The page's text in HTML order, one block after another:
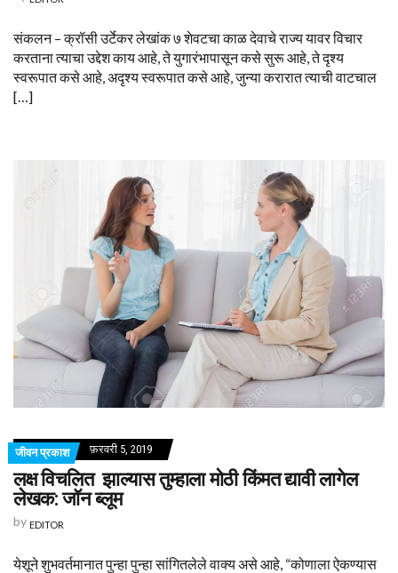
संकलन – क्रॉसी उर्टेकर लेखांक ७ शेवटचा काळ देवाचे राज्य यावर विचार
करताना त्याचा उद्देश काय आहे, ते युगारंभापासून कसे सुरू आहे, ते दृश्य
स्वरूपात कसे आहे, अदृश्य स्वरूपात कसे आहे, जुन्या करारात त्याची वाटचाल
[…]
जीवन प्रकाश फ़रवरी 5, 2019
लक्ष विचलित झाल्यास तुम्हाला मोठी किंमत द्यावी लागेल
लेखक: जॉन ब्लूम
by EDITOR
येशूने शुभवर्तमानात पुन्हा पुन्हा सांगितलेले वाक्य असे आहे, “कोणाला ऐकण्यास